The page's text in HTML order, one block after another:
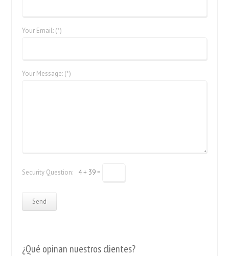
Your Email: (*)
Your Message: (*)
Security Question: 4 + 39 =
¿Qué opinan nuestros clientes?